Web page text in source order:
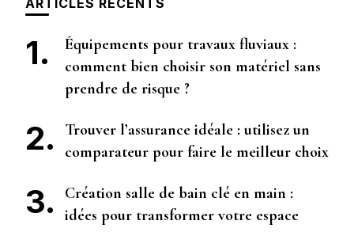
ARTICLES RÉCENTS
Équipements pour travaux fluviaux :
comment bien choisir son matériel sans
prendre de risque ?
Trouver l’assurance idéale : utilisez un
comparateur pour faire le meilleur choix
Création salle de bain clé en main :
idées pour transformer votre espace